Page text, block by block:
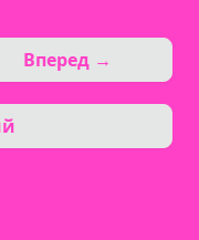
Вперед →